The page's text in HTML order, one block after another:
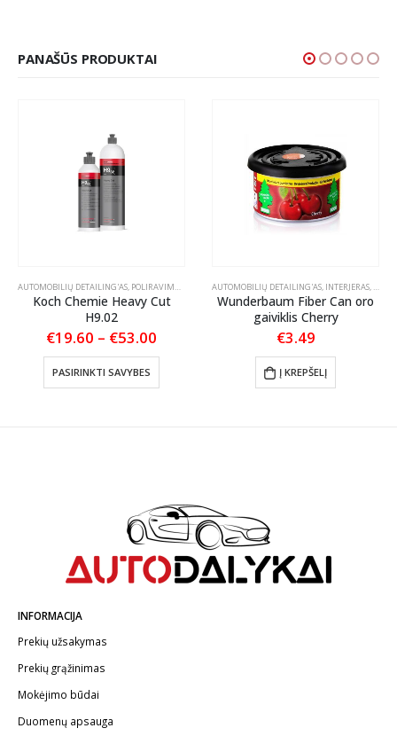
PANAŠŪS PRODUKTAI
VALIKLIAI
AUTOMOBILIŲ DETAILING'AS, POLIRAVIMAS POLIRAVIMO PASTOS
Koch Chemie Heavy Cut
H9.02
€19.60 – €53.00
€53.00
PASIRINKTI SAVYBES
This product has multiple variants. The options may be chosen on the product page
AUTOMOBILIŲ DETAILING'AS, INTERJERAS,
Wunderbaum Fiber Can oro
gaiviklis Cherry
€3.49
Į KREPŠELĮ
INFORMACIJA
Prekių užsakymas
Prekių grąžinimas
Mokėjimo būdai
Duomenų apsauga